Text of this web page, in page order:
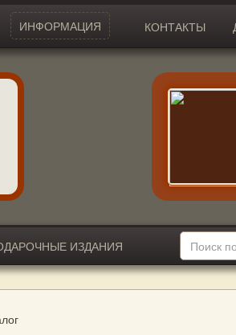
ИНФОРМАЦИЯ КОНТАКТЫ
ИЗДАНИЯ